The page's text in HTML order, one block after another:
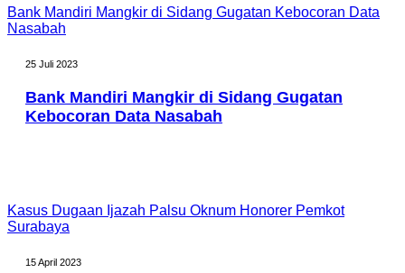
Bank Mandiri Mangkir di Sidang Gugatan Kebocoran Data
Nasabah
25 Juli 2023
Bank Mandiri Mangkir di Sidang Gugatan
Kebocoran Data Nasabah
Kasus Dugaan Ijazah Palsu Oknum Honorer Pemkot
Surabaya
15 April 2023